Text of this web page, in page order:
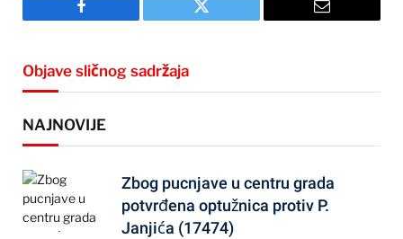
Facebook Twitter Email
Objave sličnog sadržaja
NAJNOVIJE
Zbog pucnjave u centru grada
potvrđena optužnica protiv P.
Janjića (17474)